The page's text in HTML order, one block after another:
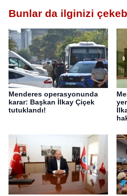
Bunlar da ilginizi
Menderes operasyonunda
karar: Başkan İlkay Çiçek
tutuklandı!